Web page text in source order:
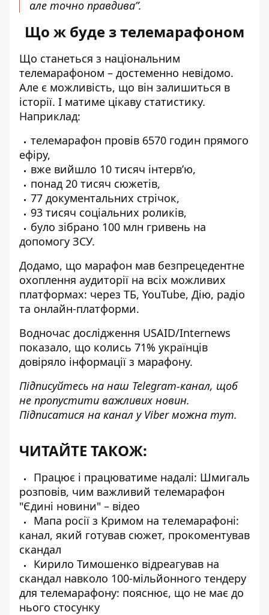
але точно правдива”.
Що ж буде з телемарафоном
Що станеться з національним
телемарафоном – достеменно невідомо.
Але є можливість, що він залишиться в
історії. І матиме цікаву статистику.
Наприклад:
телемарафон провів 6570 годин прямого
ефіру,
вже вийшло 10 тисяч інтерв’ю,
понад 20 тисяч сюжетів,
77 документальних стрічок,
93 тисяч соціальних роликів,
було зібрано 100 млн гривень на
допомогу ЗСУ.
Додамо, що марафон мав безпрецедентне
охоплення аудиторії на всіх можливих
платформах: через ТБ, YouTube, Дію, радіо
та онлайн-платформи.
Водночас дослідження USAID/Internews
показало, що колись 71% українців
довіряло інформації з марафону.
Підписуйтесь на наш Telegram-канал, щоб
не пропустити важливих новин.
Підписатися на канал у Viber можна тут.
ЧИТАЙТЕ ТАКОЖ:
Працює і працюватиме надалі: Шмигаль
розповів, чим важливий телемарафон
"Єдині новини" – відео
Мапа росії з Кримом на телемарафоні:
канал, який готував сюжет, прокоментував
скандал
Кирило Тимошенко відреагував на
скандал навколо 100-мільйонного тендеру
для телемарафону: пояснює, що не має до
нього стосунку